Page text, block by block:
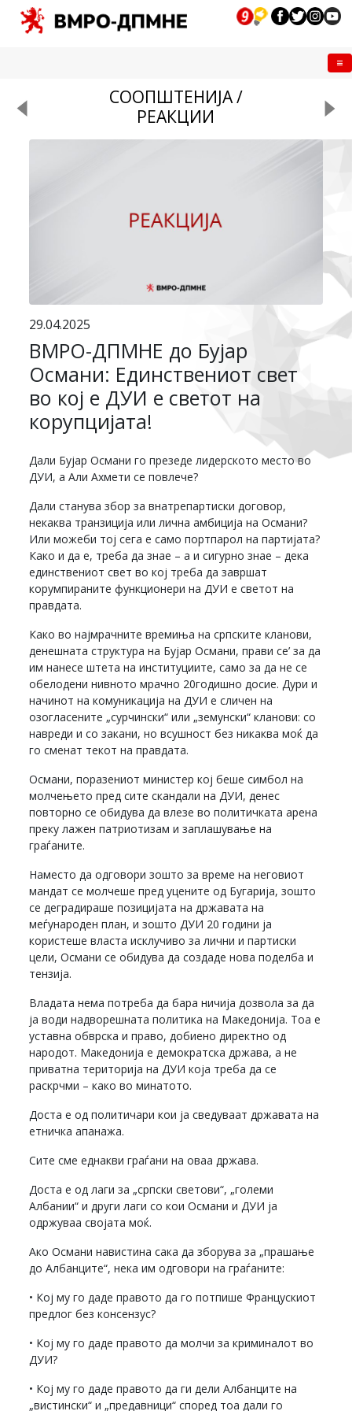
СООПШТЕНИЈА /
РЕАКЦИИ
29.04.2025
ВМРО-ДПМНЕ до Бујар
Османи: Единствениот свет
во кој е ДУИ е светот на
корупцијата!
Дали Бујар Османи го презеде лидерското место во
ДУИ, а Али Ахмети се повлече?
Дали станува збор за внатрепартиски договор,
некаква транзиција или лична амбиција на Османи?
Или можеби тој сега е само портпарол на партијата?
Како и да е, треба да знае – а и сигурно знае – дека
единствениот свет во кој треба да завршат
корумпираните функционери на ДУИ е светот на
правдата.
Како во најмрачните времиња на српските кланови,
денешната структура на Бујар Османи, прави се’ за да
им нанесе штета на институциите, само за да не се
обелодени нивното мрачно 20годишно досие. Дури и
начинот на комуникација на ДУИ е сличен на
озогласените „сурчински“ или „земунски“ кланови: со
навреди и со закани, но всушност без никаква моќ да
го сменат текот на правдата.
Османи, поразениот министер кој беше симбол на
молчењето пред сите скандали на ДУИ, денес
повторно се обидува да влезе во политичката арена
преку лажен патриотизам и заплашување на
граѓаните.
Наместо да одговори зошто за време на неговиот
мандат се молчеше пред уцените од Бугарија, зошто
се деградираше позицијата на државата на
меѓународен план, и зошто ДУИ 20 години ја
користеше власта исклучиво за лични и партиски
цели, Османи се обидува да создаде нова поделба и
тензија.
Владата нема потреба да бара ничија дозвола за да
ја води надворешната политика на Македонија. Тоа е
уставна обврска и право, добиено директно од
народот. Македонија е демократска држава, а не
приватна територија на ДУИ која треба да се
раскрчми – како во минатото.
Доста е од политичари кои ја сведуваат државата на
етничка апанажа.
Сите сме еднакви граѓани на оваа држава.
Доста е од лаги за „српски светови“, „големи
Албании“ и други лаги со кои Османи и ДУИ ја
одржуваа својата моќ.
Ако Османи навистина сака да зборува за „прашање
до Албанците“, нека им одговори на граѓаните:
• Кој му го даде правото да го потпише Францускиот
предлог без консензус?
• Кој му го даде правото да молчи за криминалот во
ДУИ?
• Кој му го даде правото да ги дели Албанците на
„вистински“ и „предавници“ според тоа дали го